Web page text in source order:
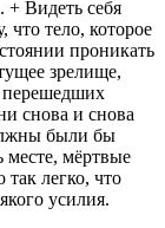
+ Видеть себя
тело, которое
проникать
зрелище,
перешедших
снова и снова
были бы
месте, мёртвые
легко, что
усилия.